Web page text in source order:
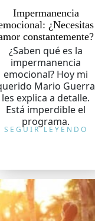
Impermanencia
¿Necesitas
constantemente?
¿Saben qué es la
impermanencia
emocional? Hoy mi
Mario Guerra
les explica a detalle.
Está imperdible el
programa.
SEGUIR LEYENDO